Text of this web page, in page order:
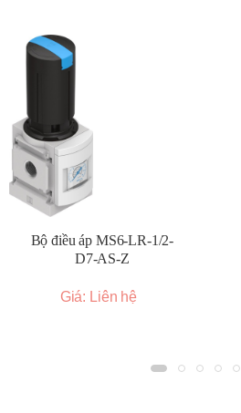
Bộ điều áp MS6-LR-1/2-
D7-AS-Z
Giá: Liên hệ